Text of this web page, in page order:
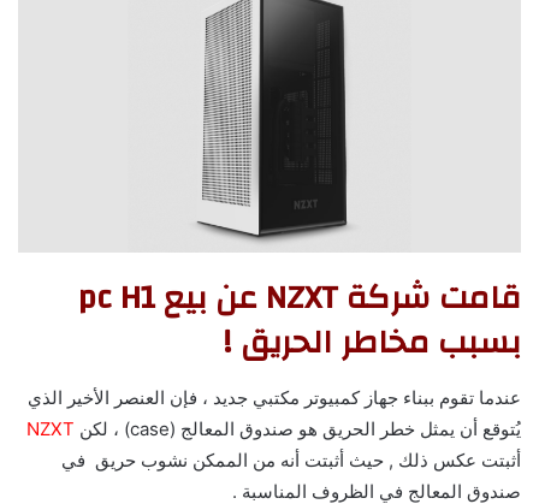
قامت شركة NZXT عن بيع pc H1
بسبب مخاطر الحريق !
عندما تقوم ببناء جهاز كمبيوتر مكتبي جديد ، فإن العنصر الأخير الذي
يُتوقع أن يمثل خطر الحريق هو صندوق المعالج (case) ، لكن
NZXT
أثبتت عكس ذلك , حيث أثبتت أنه من الممكن نشوب حريق في
صندوق المعالج في الظروف المناسبة .